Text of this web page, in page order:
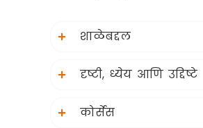
शाळेबद्दल
दृष्टी, ध्येय आणि उद्दिष्टे
कोर्सेस